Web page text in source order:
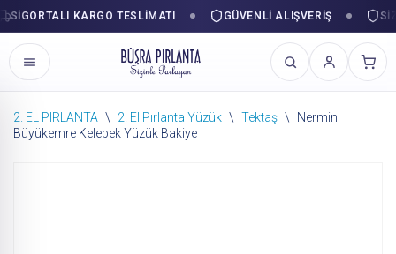
KARGO TESLIMATI GÜVENLI ALIŞVERIŞ
İçeriğe
2. EL PIRLANTA \ 2. El Pırlanta Yüzük \ Tektaş \
Nermin
Büyükemre Kelebek Yüzük Bakiye